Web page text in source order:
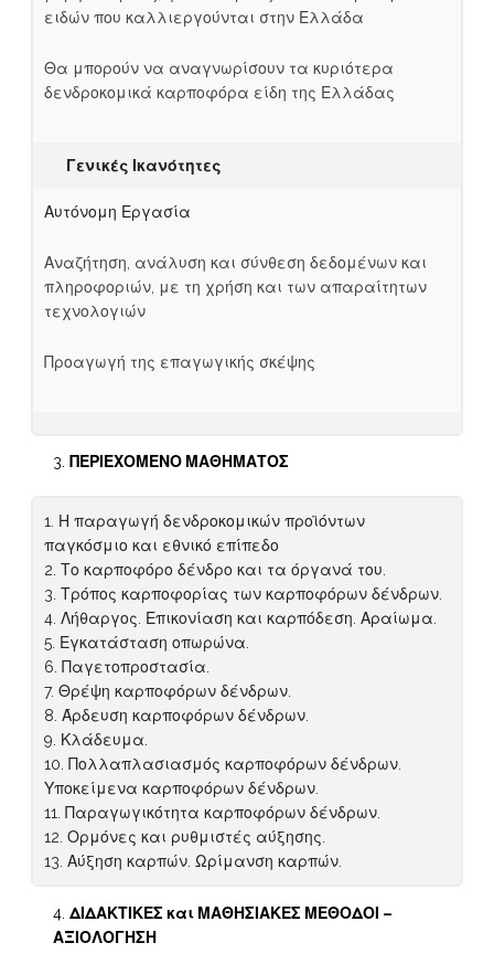
ειδών που καλλιεργούνται στην Ελλάδα
Θα μπορούν να αναγνωρίσουν τα κυριότερα
δενδροκομικά καρποφόρα είδη της Ελλάδας
Γενικές Ικανότητες
Αυτόνομη Εργασία
Αναζήτηση, ανάλυση και σύνθεση δεδομένων και
πληροφοριών, με τη χρήση και των απαραίτητων
τεχνολογιών
Προαγωγή της επαγωγικής σκέψης
ΠΕΡΙΕΧΟΜΕΝΟ ΜΑΘΗΜΑΤΟΣ
1. Η παραγωγή δενδροκομικών προϊόντων
παγκόσμιο και εθνικό επίπεδο
2. Το καρποφόρο δένδρο και τα όργανά του.
3. Τρόπος καρποφορίας των καρποφόρων δένδρων.
4. Λήθαργος. Επικονίαση και καρπόδεση. Αραίωμα.
5. Εγκατάσταση οπωρώνα.
6. Παγετοπροστασία.
7. Θρέψη καρποφόρων δένδρων.
8. Άρδευση καρποφόρων δένδρων.
9. Κλάδευμα.
10. Πολλαπλασιασμός καρποφόρων δένδρων.
Υποκείμενα καρποφόρων δένδρων.
11. Παραγωγικότητα καρποφόρων δένδρων.
12. Ορμόνες και ρυθμιστές αύξησης.
13. Αύξηση καρπών. Ωρίμανση καρπών.
ΔΙΔΑΚΤΙΚΕΣ και ΜΑΘΗΣΙΑΚΕΣ ΜΕΘΟΔΟΙ –
ΑΞΙΟΛΟΓΗΣΗ